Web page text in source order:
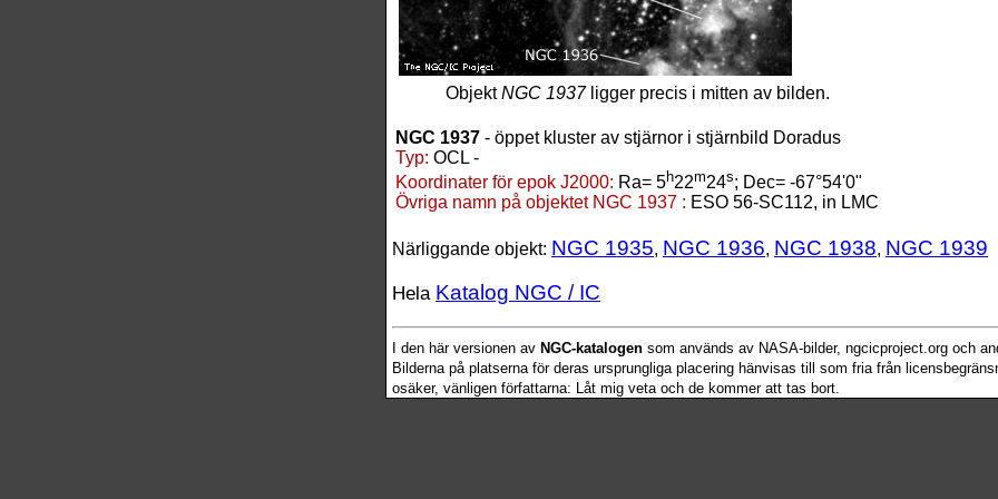
ObjektNGC 1937ligger precis i mitten av bilden.
NGC 1937 - öppet kluster av stjärnor i stjärnbild Doradus
Typ: OCL -
Koordinater för epok J2000: Ra= 5h22m24s; Dec= -67°54'0"
Övriga namn på objektet NGC 1937 : ESO 56-SC112, in LMC
Närliggande objekt: NGC 1935, NGC 1936, NGC 1938, NGC 1939
Hela Katalog NGC / IC
I den här versionen av NGC-katalogen som används av NASA-bilder, ngcicproject.org och
Bilderna på platserna för deras ursprungliga placering hänvisas till som fria från
osäker, vänligen författarna: Låt mig veta och de kommer att tas bort.